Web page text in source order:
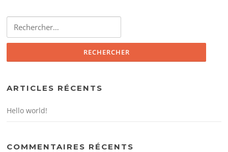
ARTICLES RÉCENTS
Hello world!
COMMENTAIRES RÉCENTS